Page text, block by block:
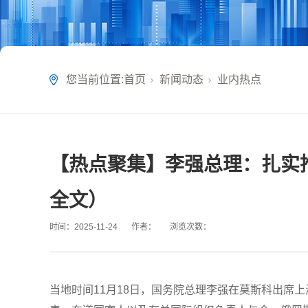
您当前位置:首页 新闻动态 业内热点
【热点聚集】李强总理：扎
全文）
时间： 2025-11-24 作者： 浏览次数：
当地时间11月18日，国务院总理李强在莫斯科出席